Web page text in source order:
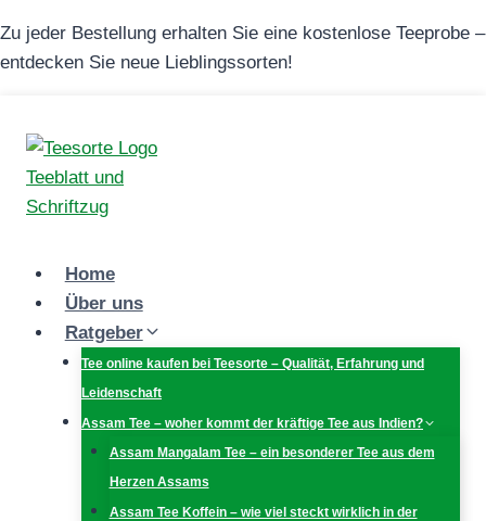
Inhalt
springen
Zu jeder Bestellung erhalten Sie eine kostenlose Teeprobe –
entdecken Sie neue Lieblingssorten!
Home
Über uns
Ratgeber
Tee online kaufen bei Teesorte – Qualität, Erfahrung und
Leidenschaft
Assam Tee – woher kommt der kräftige Tee aus Indien?
Assam Mangalam Tee – ein besonderer Tee aus dem
Herzen Assams
Assam Tee Koffein – wie viel steckt wirklich in der